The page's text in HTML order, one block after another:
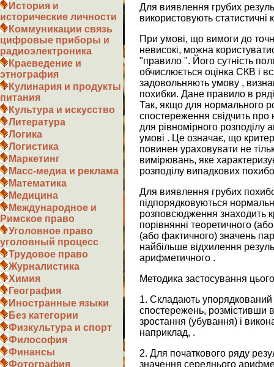
История и
исторические личности
Коммуникации связь
цифровые приборы и
радиоэлектроника
Краеведение и
этнография
Кулинария и продукты
питания
Культура и искусство
Литература
Логика
Логистика
Маркетинг
Масс-медиа и реклама
Математика
Медицина
Международное и
Римское право
Уголовное право
уголовный процесс
Трудовое право
Журналистика
Химия
География
Иностранные языки
Без категории
Физкультура и спорт
Философия
Финансы
Фотография
Для виявлення грубих
використовують статистичні
При умові, що вимоги до
невисокі, можна
"правило ". Його сутність
обчислюється оцінка СКВ і
задовольняють умову ,
похибки. Дане правило в
Так, якщо для нормального
спостереження свідчить про
для рівномірного розподілу
умові . Це означає, що
повинен ураховувати не
вимірювань, яке
розподілу випадкових
Для виявлення грубих
підпорядковуються
розповсюдження знаходить
порівнянні теоретичного
(або фактичного) значень
найбільше відхилення
арифметичного .
Методика застосування
1. Складають упорядкований
спостережень, розмістивши
зростання (убування) і
наприклад, .
2. Для початкового ряду
значення середнього